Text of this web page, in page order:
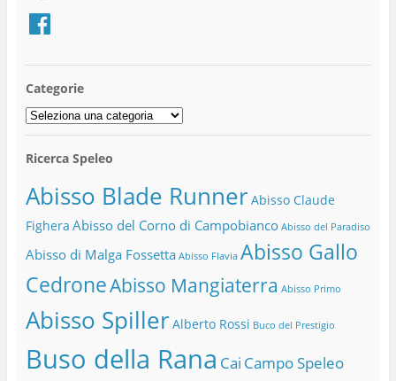
Facebook
Categorie
Categorie
Ricerca Speleo
Abisso Blade RunnerAbisso Claude
Fighera Abisso del Corno di Campobianco Abisso del Paradiso
Abisso di Malga Fossetta Abisso Flavia Abisso Gallo
CedroneAbisso Mangiaterra Abisso Primo
Abisso SpillerAlberto Rossi Buco del Prestigio
Buso della Rana Cai Campo Speleo